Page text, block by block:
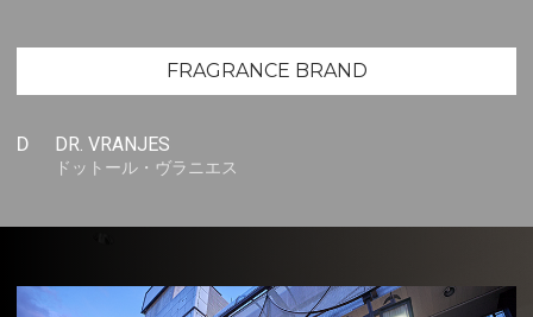
FRAGRANCE BRAND
D DR. VRANJES
ドットール・ヴラニエス